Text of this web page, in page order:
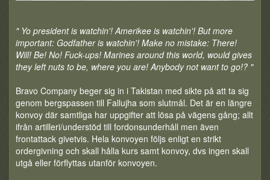
" Yo president is watchin'! Amerikee is watchin'! But more
important: Godfather is watchin'! Make no mistake: There!
Will! Be! No! Fuck-ups! Marines around this world, would gives
they left nuts to be, where you are! Anybody not want to go!? "
Bravo Company beger sig in i Takistan med sikte på att ta sig
genom bergspassen till Fallujha som slutmål. Det är en längre
konvoy där samtliga har uppgifter att lösa på vägens gång; allt
ifrån artilleri/understöd till fordonsunderhåll men även
frontattack givetvis. Hela konvoyen följs enligt en strikt
ordergivning och skall hålla kurs samt konvoy, dvs ingen skall
utgå eller förflyttas utanför konvoyen.